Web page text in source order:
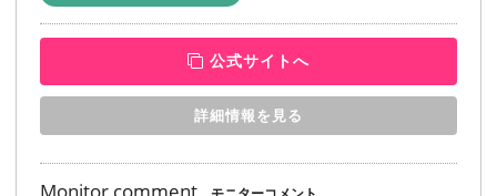
公式サイトへ
詳細情報を見る